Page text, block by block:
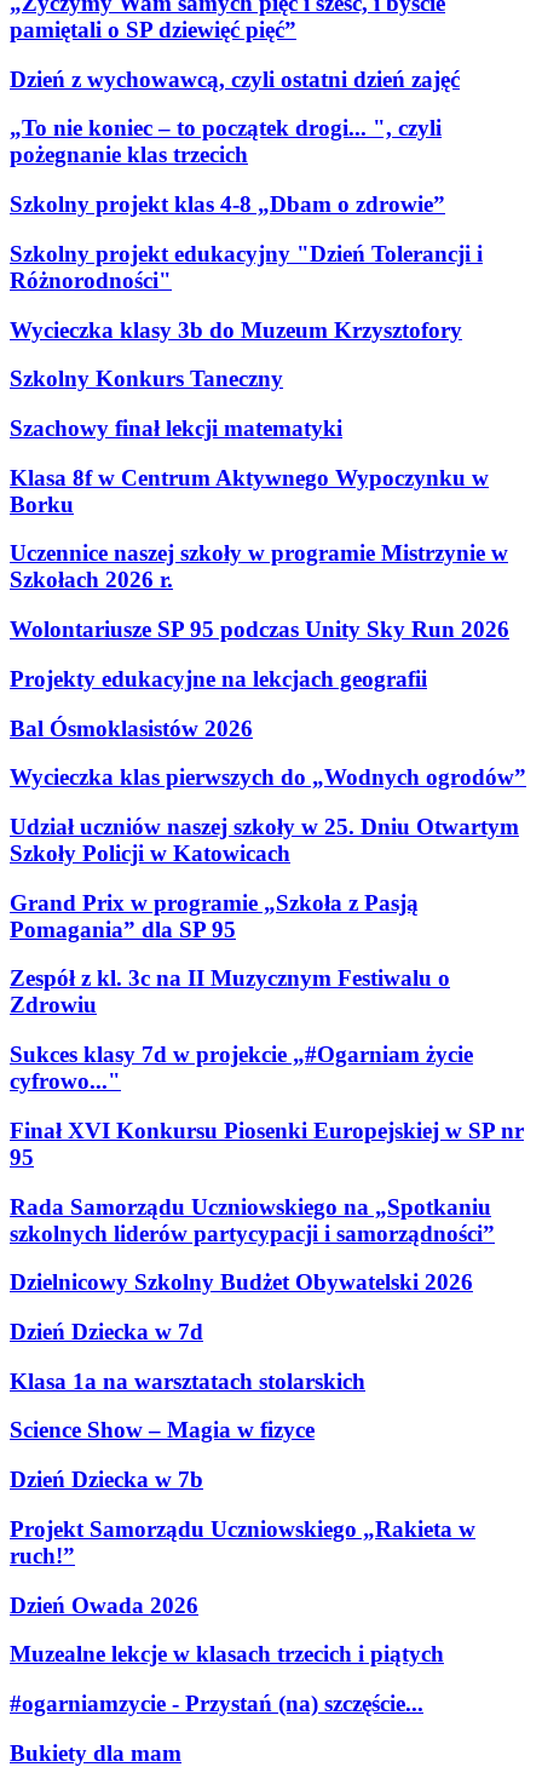
pamiętali o SP dziewięć pięć”
Dzień z wychowawcą, czyli ostatni dzień zajęć
„To nie koniec – to początek drogi... ", czyli
pożegnanie klas trzecich
Szkolny projekt klas 4-8 „Dbam o zdrowie”
Szkolny projekt edukacyjny "Dzień Tolerancji i
Różnorodności"
Wycieczka klasy 3b do Muzeum Krzysztofory
Szkolny Konkurs Taneczny
Szachowy finał lekcji matematyki
Klasa 8f w Centrum Aktywnego Wypoczynku w
Borku
Uczennice naszej szkoły w programie Mistrzynie w
Szkołach 2026 r.
Wolontariusze SP 95 podczas Unity Sky Run 2026
Projekty edukacyjne na lekcjach geografii
Bal Ósmoklasistów 2026
Wycieczka klas pierwszych do „Wodnych ogrodów”
Udział uczniów naszej szkoły w 25. Dniu Otwartym
Szkoły Policji w Katowicach
Grand Prix w programie „Szkoła z Pasją
Pomagania” dla SP 95
Zespół z kl. 3c na II Muzycznym Festiwalu o
Zdrowiu
Sukces klasy 7d w projekcie „#Ogarniam życie
cyfrowo..."
Finał XVI Konkursu Piosenki Europejskiej w SP nr
95
Rada Samorządu Uczniowskiego na „Spotkaniu
szkolnych liderów partycypacji i samorządności”
Dzielnicowy Szkolny Budżet Obywatelski 2026
Dzień Dziecka w 7d
Klasa 1a na warsztatach stolarskich
Science Show – Magia w fizyce
Dzień Dziecka w 7b
Projekt Samorządu Uczniowskiego „Rakieta w
ruch!”
Dzień Owada 2026
Muzealne lekcje w klasach trzecich i piątych
#ogarniamzycie - Przystań (na) szczęście...
Bukiety dla mam